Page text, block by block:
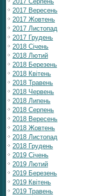
2017 Вересень
2017 Жовтень
2017 Листопад
2017 Грудень
2018 Січень
2018 Лютий
2018 Березень
2018 Квітень
2018 Травень
2018 Червень
2018 Липень
2018 Серпень
2018 Вересень
2018 Жовтень
2018 Листопад
2018 Грудень
2019 Січень
2019 Лютий
2019 Березень
2019 Квітень
2019 Травень